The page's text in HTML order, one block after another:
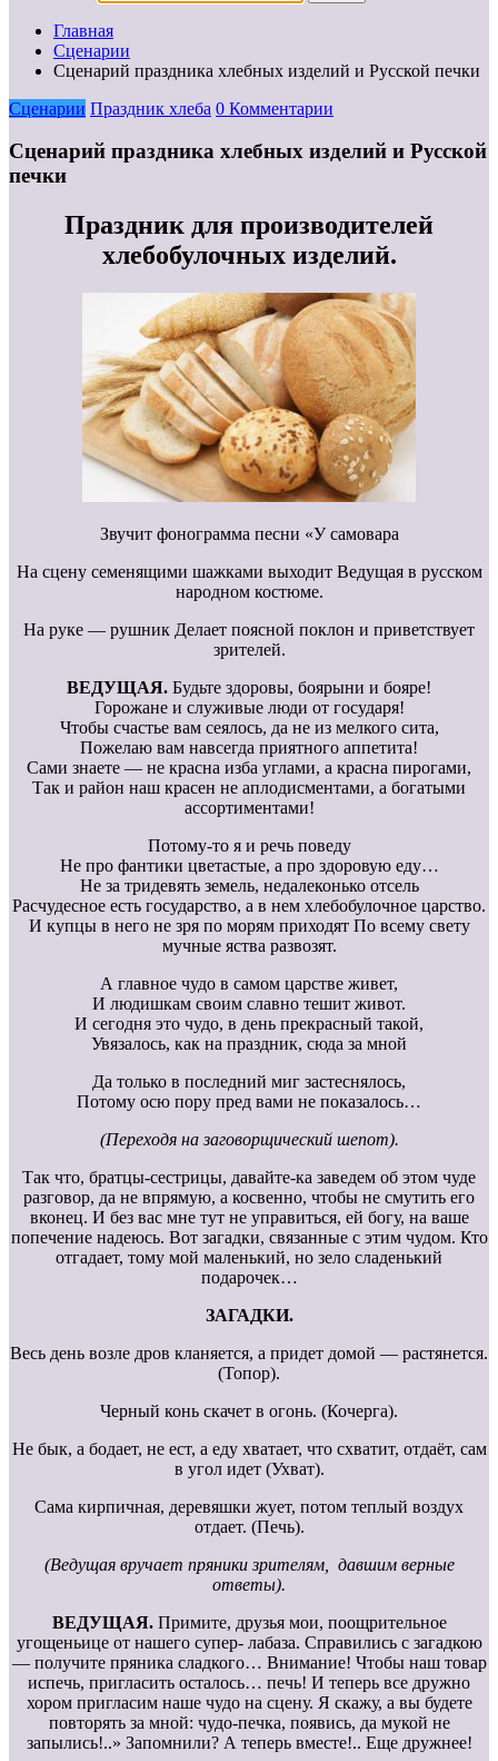
Главная
Сценарии
Сценарий праздника хлебных изделий и Русской печки
Сценарии Праздник хлеба 0 Комментарии
Сценарий праздника хлебных изделий и Русской
печки
Праздник для производителей
хлебобулочных изделий.
Звучит фонограмма песни «У самовара
На сцену семенящими шажками выходит Ведущая в русском
народном костюме.
На руке — рушник Делает поясной поклон и приветствует
зрителей.
ВЕДУЩАЯ. Будьте здоровы, боярыни и бояре!
Горожане и служивые люди от государя!
Чтобы счастье вам сеялось, да не из мелкого сита,
Пожелаю вам навсегда приятного аппетита!
Сами знаете — не красна изба углами, а красна пирогами,
Так и район наш красен не аплодисментами, а богатыми
ассортиментами!
Потому-то я и речь поведу
Не про фантики цветастые, а про здоровую еду…
Не за тридевять земель, недалеконько отсель
Расчудесное есть государство, а в нем хлебобулочное царство.
И купцы в него не зря по морям приходят По всему свету
мучные яства развозят.
А главное чудо в самом царстве живет,
И людишкам своим славно тешит живот.
И сегодня это чудо, в день прекрасный такой,
Увязалось, как на праздник, сюда за мной
Да только в последний миг застеснялось,
Потому осю пору пред вами не показалось…
(Переходя на заговорщический шепот).
Так что, братцы-сестрицы, давайте-ка заведем об этом чуде
разговор, да не впрямую, а косвенно, чтобы не смутить его
вконец. И без вас мне тут не управиться, ей богу, на ваше
попечение надеюсь. Вот загадки, связанные с этим чудом. Кто
отгадает, тому мой маленький, но зело сладенький
подарочек…
ЗАГАДКИ.
Весь день возле дров кланяется, а придет домой — растянется.
(Топор).
Черный конь скачет в огонь. (Кочерга).
Не бык, а бодает, не ест, а еду хватает, что схватит, отдаёт, сам
в угол идет (Ухват).
Сама кирпичная, деревяшки жует, потом теплый воздух
отдает. (Печь).
(Ведущая вручает пряники зрителям, давшим верные
ответы).
ВЕДУЩАЯ.Примите, друзья мои, поощрительное
угощеньице от нашего супер- лабаза. Справились с загадкою
— получите пряника сладкого… Внимание! Чтобы наш товар
испечь, пригласить осталось… печь! И теперь все дружно
хором пригласим наше чудо на сцену. Я скажу, а вы будете
повторять за мной: чудо-печка, появись, да мукой не
запылись!..» Запомнили? А теперь вместе!.. Еще дружнее!